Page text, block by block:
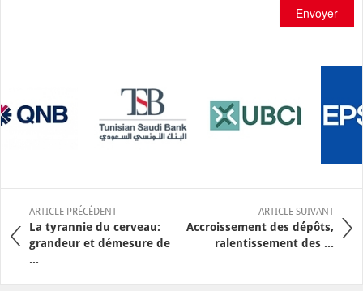
Envoyer
ARTICLE PRÉCÉDENT
La tyrannie du cerveau:
grandeur et démesure de
...
ARTICLE SUIVANT
Accroissement des dépôts,
ralentissement des ...